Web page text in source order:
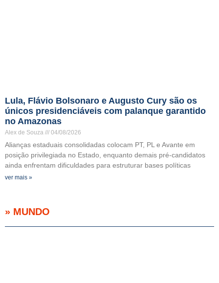
Lula, Flávio Bolsonaro e Augusto Cury são os
únicos presidenciáveis com palanque garantido
no Amazonas
Alex de Souza 04/08/2026
Alianças estaduais consolidadas colocam PT, PL e Avante em
posição privilegiada no Estado, enquanto demais pré-candidatos
ainda enfrentam dificuldades para estruturar bases políticas
ver mais »
» MUNDO